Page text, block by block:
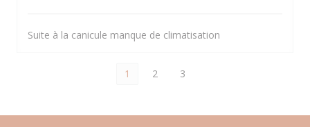
Suite à la canicule manque de climatisation
1 2 3